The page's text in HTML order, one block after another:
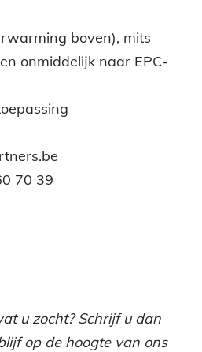
boven), mits
onmiddelijk naar EPC-
70 39
u zocht? Schrijf u dan
op de hoogte van ons